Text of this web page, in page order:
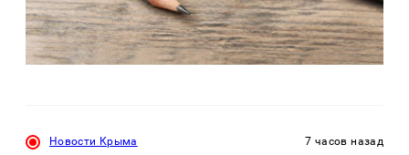
Новости Крыма 7 часов назад